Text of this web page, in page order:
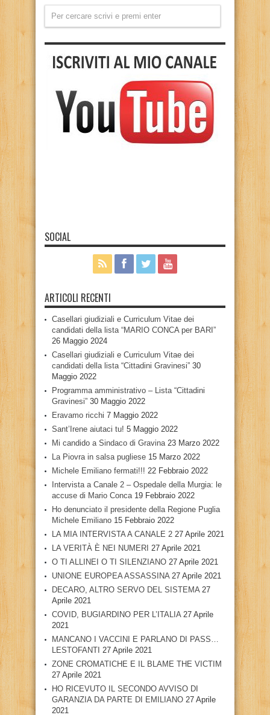
SOCIAL
ARTICOLI RECENTI
Casellari giudiziali e Curriculum Vitae dei
candidati della lista “MARIO CONCA per BARI”
26 Maggio 2024
Casellari giudiziali e Curriculum Vitae dei
candidati della lista “Cittadini Gravinesi” 30
Maggio 2022
Programma amministrativo – Lista “Cittadini
Gravinesi” 30 Maggio 2022
Eravamo ricchi 7 Maggio 2022
Sant’Irene aiutaci tu! 5 Maggio 2022
Mi candido a Sindaco di Gravina 23 Marzo 2022
La Piovra in salsa pugliese 15 Marzo 2022
Michele Emiliano fermati!!! 22 Febbraio 2022
Intervista a Canale 2 – Ospedale della Murgia: le
accuse di Mario Conca 19 Febbraio 2022
Ho denunciato il presidente della Regione Puglia
Michele Emiliano 15 Febbraio 2022
LA MIA INTERVISTA A CANALE 2 27 Aprile 2021
LA VERITÀ È NEI NUMERI 27 Aprile 2021
O TI ALLINEI O TI SILENZIANO 27 Aprile 2021
UNIONE EUROPEA ASSASSINA 27 Aprile 2021
DECARO, ALTRO SERVO DEL SISTEMA 27
Aprile 2021
COVID, BUGIARDINO PER L’ITALIA 27 Aprile
2021
MANCANO I VACCINI E PARLANO DI PASS…
LESTOFANTI 27 Aprile 2021
ZONE CROMATICHE E IL BLAME THE VICTIM
27 Aprile 2021
HO RICEVUTO IL SECONDO AVVISO DI
GARANZIA DA PARTE DI EMILIANO 27 Aprile
2021